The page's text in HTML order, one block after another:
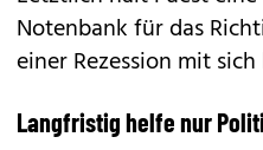
Notenbank für das
einer Rezession mit
Langfristig helfe nur